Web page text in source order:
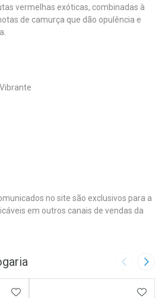
vermelhas exóticas, combinadas à
de camurça que dão opulência e
no site são exclusivos para a
em outros canais de vendas da
Imagem
ADICIONAR AOS FAVORITOS